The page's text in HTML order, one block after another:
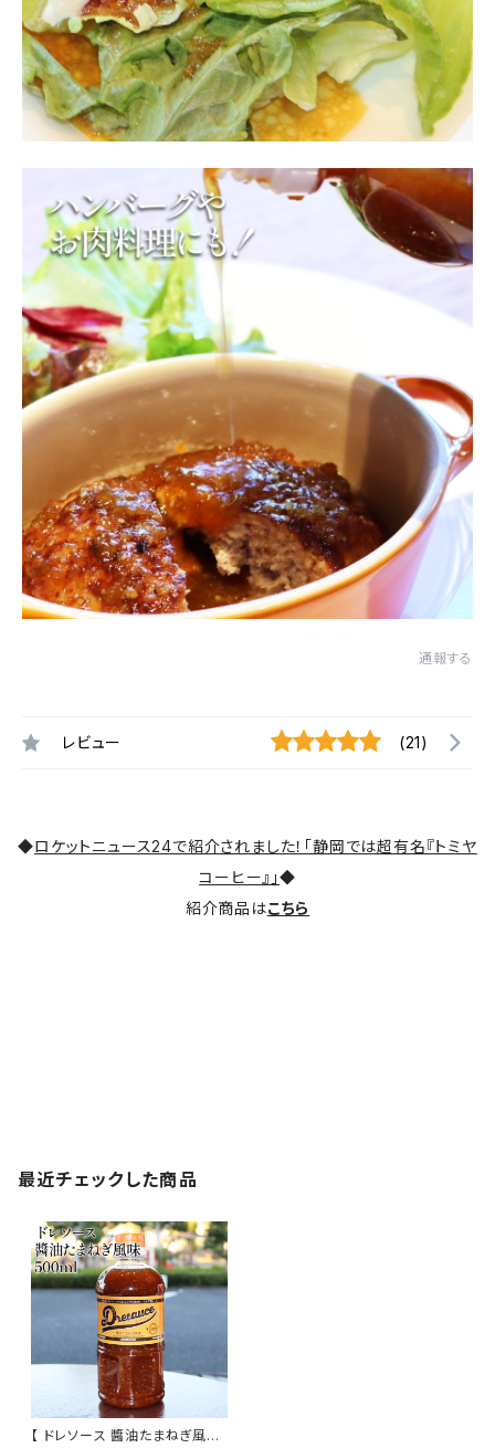
通報する
レビュー (21)
◆ロケットニュース24で紹介されました！「静岡では超有名『トミヤ
コーヒー』」◆
紹介商品はこちら
最近チェックした商品
【 ドレソース 醬油たまねぎ風味